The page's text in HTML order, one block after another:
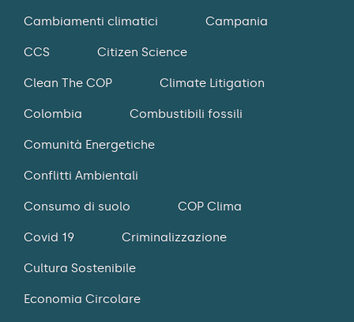
Cambiamenti climatici Campania
CCS Citizen Science
Clean The COP Climate Litigation
Colombia Combustibili fossili
Comunità Energetiche
Conflitti Ambientali
Consumo di suolo COP Clima
Covid 19 Criminalizzazione
Cultura Sostenibile
Economia Circolare